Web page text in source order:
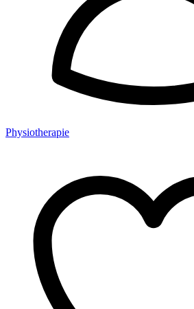
Physiotherapie